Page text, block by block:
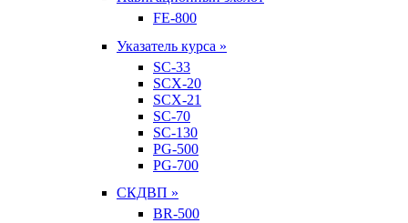
FE-800
Указатель курса »
SC-33
SCX-20
SCX-21
SC-70
SC-130
PG-500
PG-700
СКДВП »
BR-500